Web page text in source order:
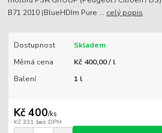
B71 2010 (BlueHDIm Pure ... celý popis
Dostupnost
Skladem
Měrná cena
Kč 400,00 / l
Balení
1 l
Kč 400/ks
Kč 331 bez DPH